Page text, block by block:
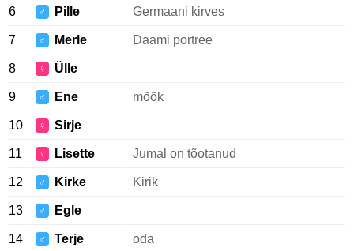
6 ♂ Pille Germaani kirves
7 ♂ Merle Daami portree
8 ♀ Ülle
9 ♂ Ene mõõk
10 ♀ Sirje
11 ♀ Lisette Jumal on tõotanud
12 ♂ Kirke Kirik
13 ♂ Egle
14 ♂ Terje oda